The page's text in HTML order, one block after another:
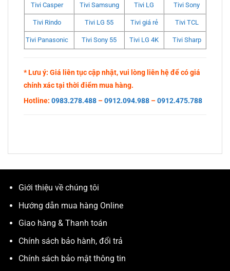
Tivi Casper Tivi Samsung Tivi LG Tivi Sony
Tivi Rindo Tivi LG 55 Tivi giá rẻ Tivi TCL
Tivi Panasonic Tivi Sony 55 Tivi LG 4K Tivi Sharp
* Lưu ý: Giá liên tục cập nhật, vui lòng liên hệ để có giá
chính xác tại thời điểm mua hàng.
Hotline: 0983.278.488 –0912.094.988 –0912.475.788
Giới thiệu về chúng tôi
Hướng dẫn mua hàng Online
Giao hàng & Thanh toán
Chính sách bảo hành, đổi trả
Chính sách bảo mật thông tin